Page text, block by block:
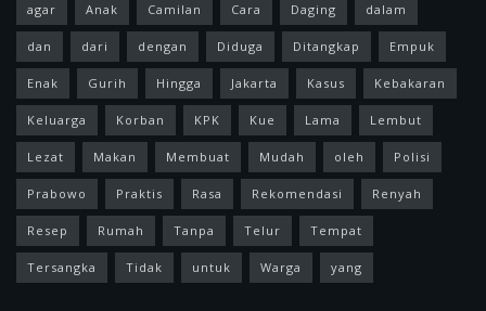
agar Anak Camilan Cara Daging dalam
dan dari dengan Diduga Ditangkap Empuk
Enak Gurih Hingga Jakarta Kasus Kebakaran
Keluarga Korban KPK Kue Lama Lembut
Lezat Makan Membuat Mudah oleh Polisi
Prabowo Praktis Rasa Rekomendasi Renyah
Resep Rumah Tanpa Telur Tempat
Tersangka Tidak untuk Warga yang